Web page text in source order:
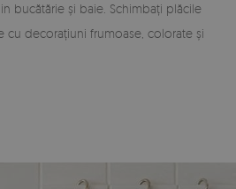
bucătărie și baie. Schimbați plăcile
cu decorațiuni frumoase, colorate și